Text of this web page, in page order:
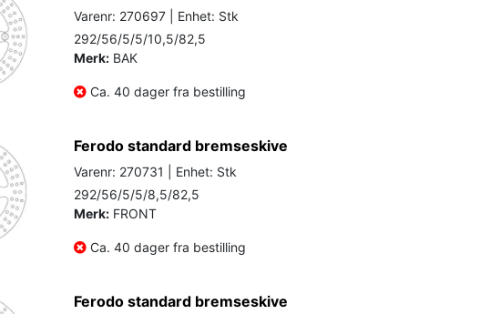
Varenr: 270697 | Enhet: Stk
292/56/5/5/10,5/82,5
Merk: BAK
Ca. 40 dager fra bestilling
Ferodo standard bremseskive
Varenr: 270731 | Enhet: Stk
292/56/5/5/8,5/82,5
Merk: FRONT
Ca. 40 dager fra bestilling
Ferodo standard bremseskive